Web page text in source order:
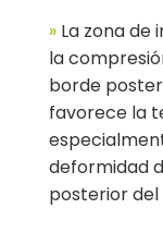
»La zona de
la
borde
favorece la
deformidad
posterior